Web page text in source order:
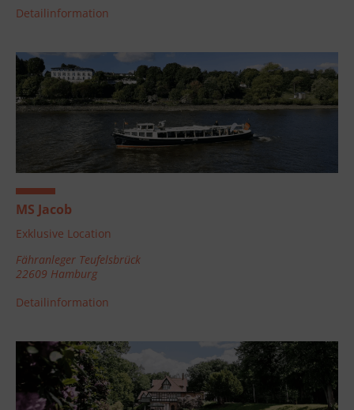
Detailinformation
MS Jacob
Exklusive Location
Fähranleger Teufelsbrück
22609 Hamburg
Detailinformation